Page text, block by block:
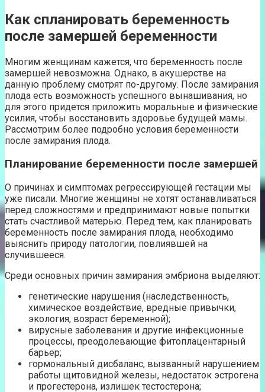
Как спланировать беременность
после замершей беременности
Многим женщинам кажется, что беременность после
замершей невозможна. Однако, в акушерстве на
данную проблему смотрят по-другому. После замирания
плода есть возможность успешного вынашивания, но
для этого придется приложить моральные и физические
усилия, чтобы восстановить здоровье будущей мамы.
Рассмотрим более подробно условия беременности
после замирания плода.
Планирование беременности после замершей
О причинах и симптомах регрессирующей гестации мы
уже писали. Многие женщины не хотят останавливаться
перед сложностями и предпринимают новые попытки
стать счастливой матерью. Перед тем, как планировать
беременность после замирания плода, необходимо
выяснить природу патологии, повлиявшей на
случившееся.
Среди основных причин замирания эмбриона выделяют:
генетические нарушения (наследственность,
химическое воздействие, вредные привычки,
экология, возраст беременной);
вирусные заболевания и другие инфекционные
процессы, преодолевающие фитоплацентарный
барьер;
гормональный дисбаланс, вызванный нарушением
работы щитовидной железы, недостаток эстрогена
и прогестерона, излишек тестостерона;